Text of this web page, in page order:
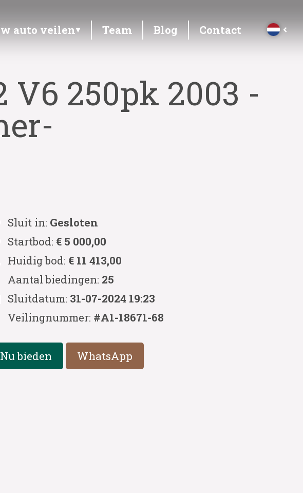
auto veilen Team Blog Contact
V6 250pk 2003 -
Sluit in: Gesloten
Startbod: € 5 000,00
Huidig bod: € 11 413,00
Aantal biedingen: 25
Sluitdatum: 31-07-2024 19:23
Veilingnummer: #A1-18671-68
Nu bieden WhatsApp